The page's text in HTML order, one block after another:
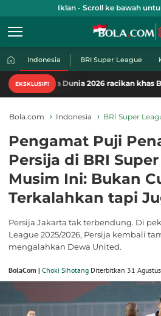
Iklan - Scroll ke bawah
Indonesia BRI Super League
EKSKLUSIF!
Dunia 2026 racikan khas Bola.com. Klik
Bola.com Indonesia BRI Super
Pengamat Puji
Persija di BRI
Musim Ini: Bukan
Terkalahkan tapi
Persija Jakarta tak terbendung. Di
League 2025/2026, Persija kembali
mengalahkan Dewa United.
BolaCom | Choki Sihotang Diterbitkan 31